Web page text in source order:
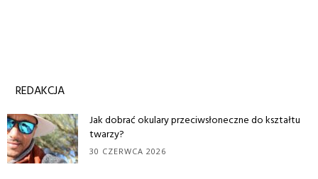
REDAKCJA
Jak dobrać okulary przeciwsłoneczne do kształtu
twarzy?
30 CZERWCA 2026